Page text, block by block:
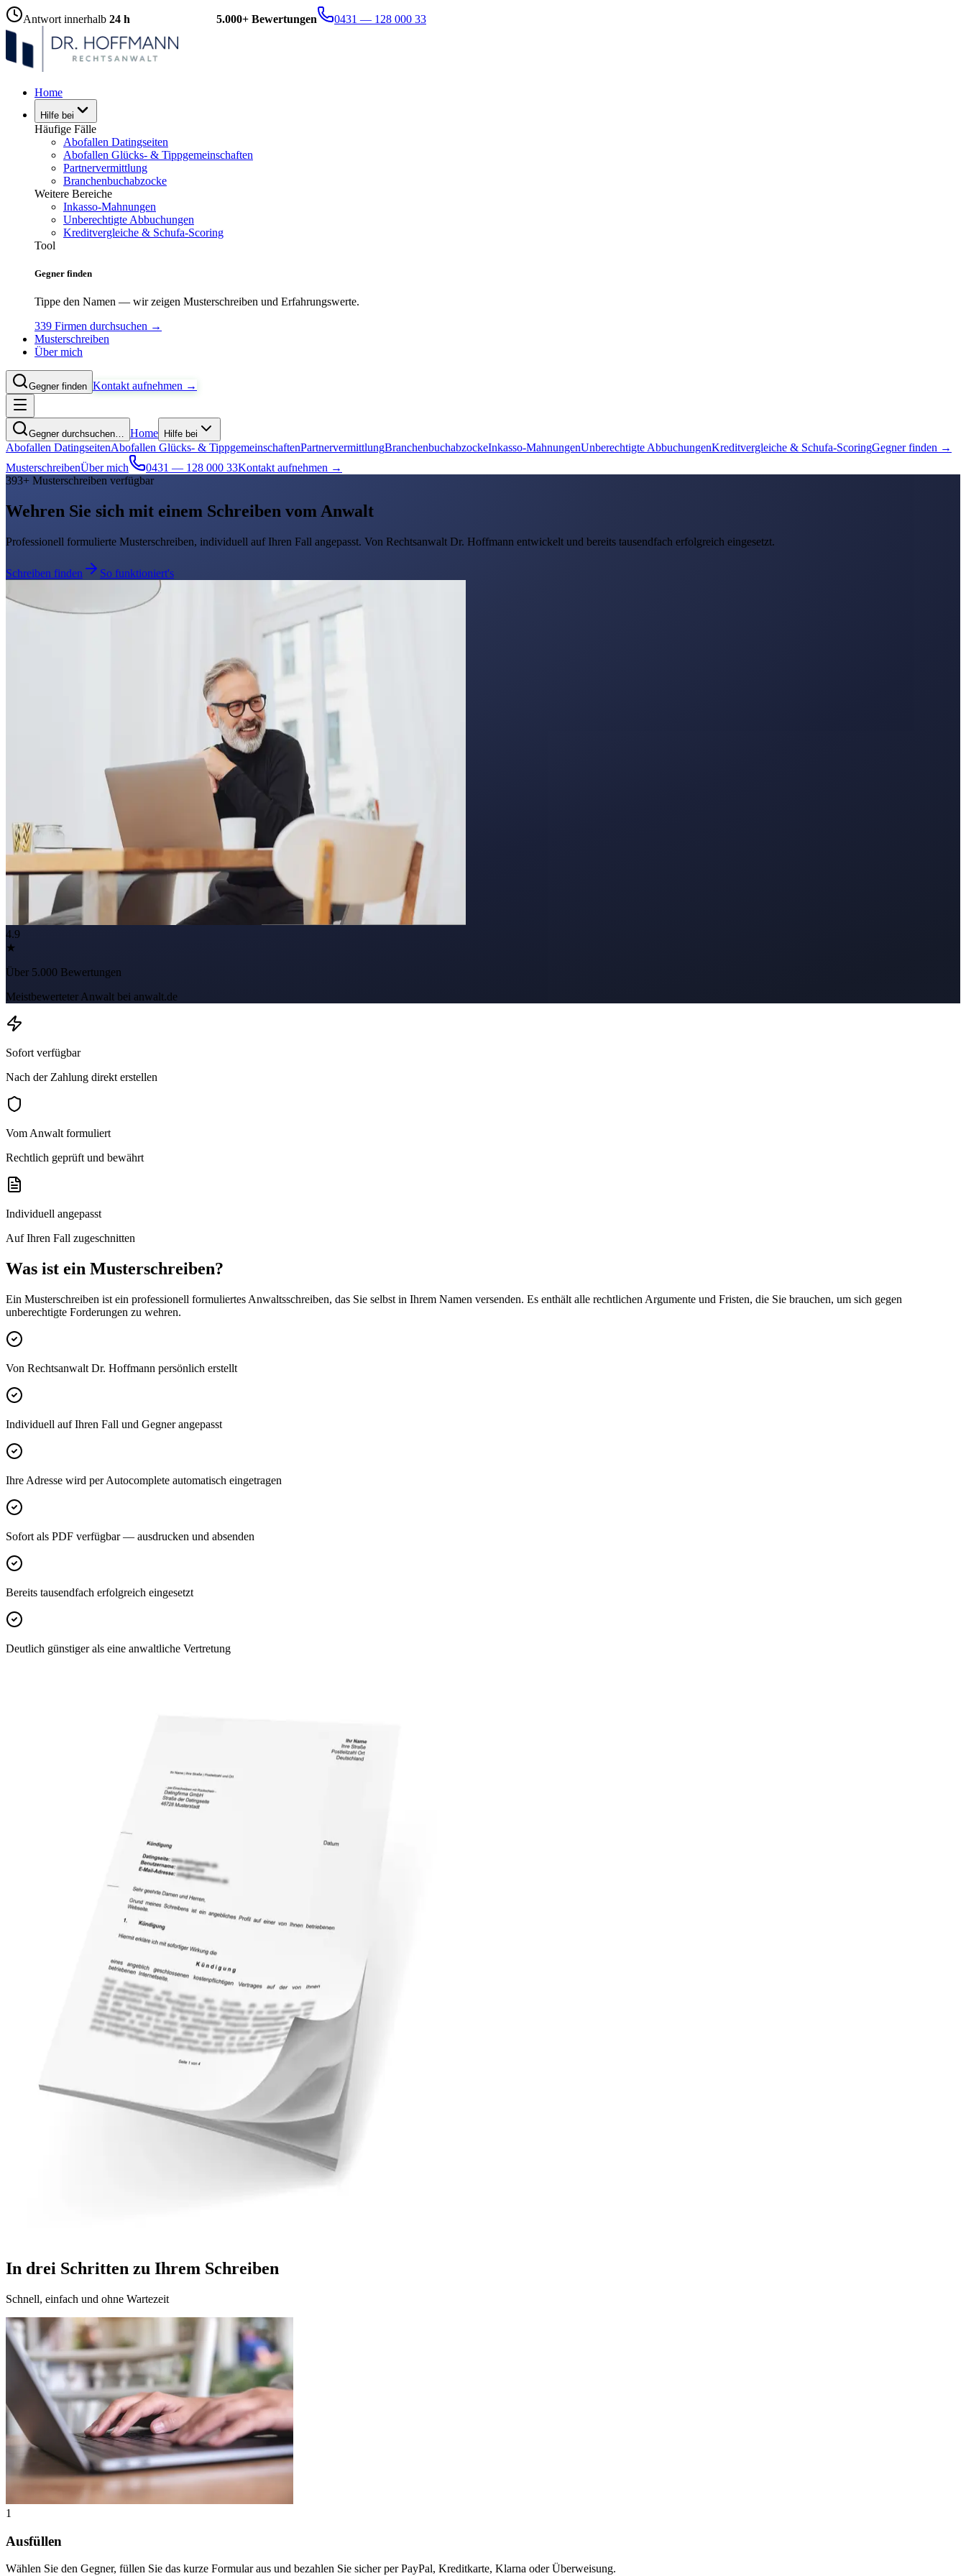
Antwort innerhalb 24 h 5.000+ Bewertungen 0431 — 128 000 33
Home
Hilfe bei
Häufige Fälle
Abofallen Datingseiten
Abofallen Glücks- & Tippgemeinschaften
Partnervermittlung
Branchenbuchabzocke
Weitere Bereiche
Inkasso-Mahnungen
Unberechtigte Abbuchungen
Kreditvergleiche & Schufa-Scoring
Tool
Gegner finden
Tippe den Namen — wir zeigen Musterschreiben und Erfahrungswerte.
339 Firmen durchsuchen →
Musterschreiben
Über mich
Gegner finden Kontakt aufnehmen →
Gegner durchsuchen… Home Hilfe bei
Abofallen DatingseitenAbofallen Glücks- & TippgemeinschaftenPartnervermittlungBranchenbuchabzockeInkasso-MahnungenUnberechtigte AbbuchungenKreditvergleiche & Schufa-ScoringGegner finden →
MusterschreibenÜber mich 0431 — 128 000 33Kontakt aufnehmen →
393+ Musterschreiben verfügbar
Wehren Sie sich mit einem Schreiben vom Anwalt
Professionell formulierte Musterschreiben, individuell auf Ihren Fall angepasst. Von Rechtsanwalt Dr. Hoffmann entwickelt und bereits tausendfach erfolgreich eingesetzt.
Schreiben finden So funktioniert's
4.9
★
Über 5.000 Bewertungen
Meistbewerteter Anwalt bei anwalt.de
Sofort verfügbar
Nach der Zahlung direkt erstellen
Vom Anwalt formuliert
Rechtlich geprüft und bewährt
Individuell angepasst
Auf Ihren Fall zugeschnitten
Was ist ein Musterschreiben?
Ein Musterschreiben ist ein professionell formuliertes Anwaltsschreiben, das Sie selbst in Ihrem Namen versenden. Es enthält alle rechtlichen Argumente und Fristen, die Sie brauchen, um sich gegen
unberechtigte Forderungen zu wehren.
Von Rechtsanwalt Dr. Hoffmann persönlich erstellt
Individuell auf Ihren Fall und Gegner angepasst
Ihre Adresse wird per Autocomplete automatisch eingetragen
Sofort als PDF verfügbar — ausdrucken und absenden
Bereits tausendfach erfolgreich eingesetzt
Deutlich günstiger als eine anwaltliche Vertretung
In drei Schritten zu Ihrem Schreiben
Schnell, einfach und ohne Wartezeit
1
Ausfüllen
Wählen Sie den Gegner, füllen Sie das kurze Formular aus und bezahlen Sie sicher per PayPal, Kreditkarte, Klarna oder Überweisung.